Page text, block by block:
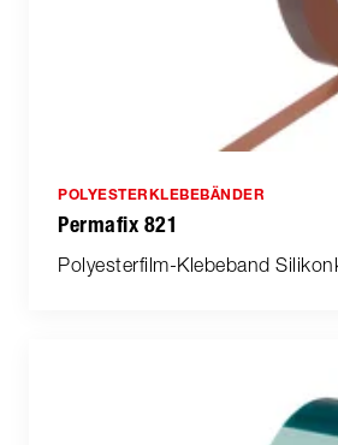
POLYESTERKLEBEBÄNDER
Permafix 821
Polyesterfilm-Klebeband